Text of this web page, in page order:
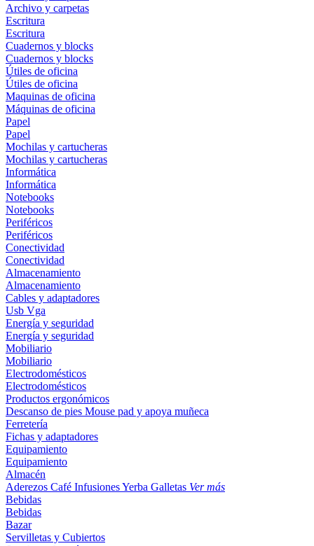
Archivo y carpetas
Escritura
Escritura
Cuadernos y blocks
Cuadernos y blocks
Útiles de oficina
Útiles de oficina
Maquinas de oficina
Máquinas de oficina
Papel
Papel
Mochilas y cartucheras
Mochilas y cartucheras
Informática
Informática
Notebooks
Notebooks
Periféricos
Periféricos
Conectividad
Conectividad
Almacenamiento
Almacenamiento
Cables y adaptadores
Usb Vga
Energía y seguridad
Energía y seguridad
Mobiliario
Mobiliario
Electrodomésticos
Electrodomésticos
Productos ergonómicos
Descanso de pies Mouse pad y apoya muñeca
Ferretería
Fichas y adaptadores
Equipamiento
Equipamiento
Almacén
Aderezos Café InfusionesYerba Galletas Ver más
Bebidas
Bebidas
Bazar
Servilletas y Cubiertos